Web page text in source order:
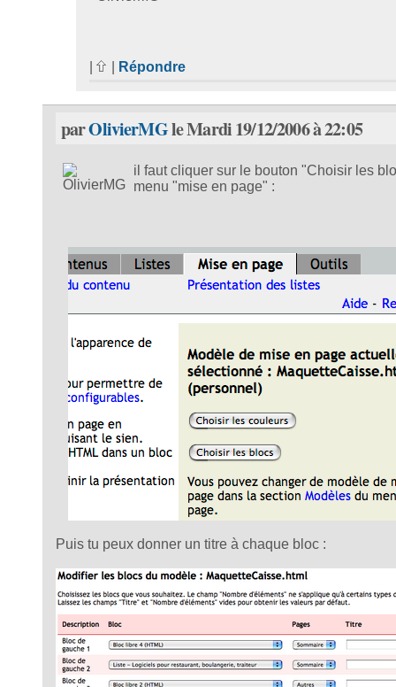
| Répondre
parOlivierMGle Mardi 19/12/2006 à 22:05
il faut cliquer sur le bouton "Choisir les
menu "mise en page" :
Puis tu peux donner un titre à chaque bloc :